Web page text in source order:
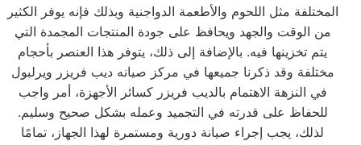
المختلفة مثل اللحوم والأطعمة الدواجنية وبذلك فإنه يوفر الكثير
من الوقت والجهد ويحافظ على جودة المنتجات المجمدة التي
يتم تخزينها فيه. بالإضافة إلى ذلك، يتوفر هذا العنصر بأحجام
مختلفة وقد ذكرنا جميعها في مركز صيانه ديب فريزر ويرلبول
في النزهة الاهتمام بالديب فريزر كسائر الأجهزة، أمر واجب
للحفاظ على قدرته في التجميد وعمله بشكل صحيح وسليم.
لذلك، يجب إجراء صيانة دورية ومستمرة لهذا الجهاز، تمامًا